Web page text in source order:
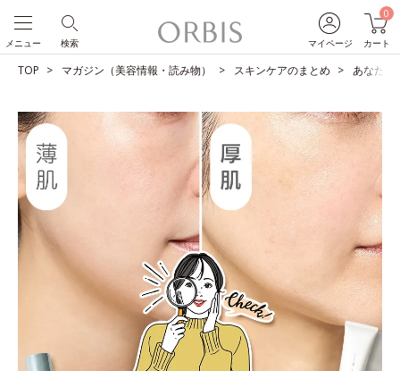
マイページ
0
カート
検索
メニュー
TOP マガジン（美容情報・読み物） スキンケアのまとめ あなたは